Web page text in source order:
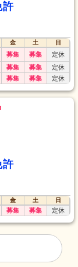
許
金 土
日
募集 募集 定休
募集 募集 定休
募集 募集 定休
許
金 土
日
募集 募集 定休